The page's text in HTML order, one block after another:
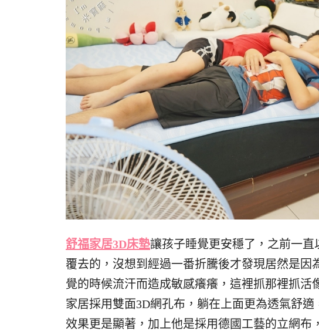
舒福家居3D床墊讓孩子睡覺更安穩了，之前一
覆去的，沒想到經過一番折騰後才發現居然是因
覺的時候流汗而造成敏感癢癢，這裡抓那裡抓活
家居採用雙面3D網孔布，躺在上面更為透氣舒
效果更是顯著，加上他是採用德國工藝的立網布